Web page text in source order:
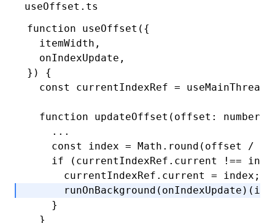
useOffset.ts
function useOffset ({
  itemWidth
,
  onIndexUpdate
,
}) {
  const
currentIndexRef =
  function
updateOffset (offset : number
    ...
    const
index = Math .round (offset /
    if
( currentIndexRef .current !==
      currentIndexRef
.current = index;
      runOnBackground
    }
  }